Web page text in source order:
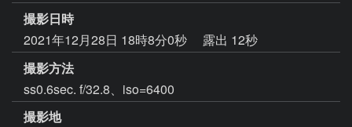
撮影日時
2021年12月28日 18時8分0秒
露出 12秒
撮影方法
ss0.6sec. f/32.8、iso=6400
撮影地